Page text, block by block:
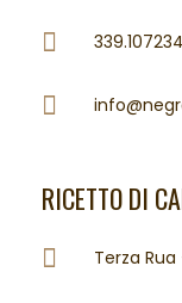
RICETTO DI
Terza